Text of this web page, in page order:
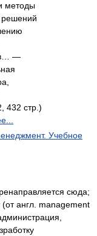
методы
решений
—
432 стр.)
Учебное
сюда;
англ. management